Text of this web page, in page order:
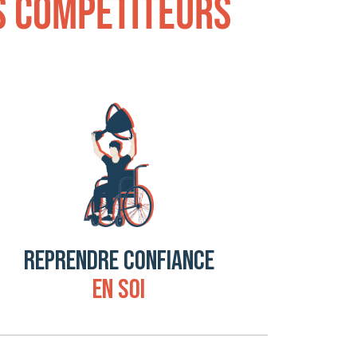
compétiteurs
REPRENDRE CONFIANCE
EN SOI